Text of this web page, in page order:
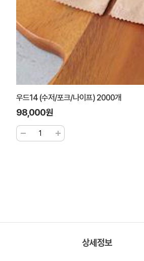
우드14 (수저/포크/나이프) 2000개
98,000원
상세정보